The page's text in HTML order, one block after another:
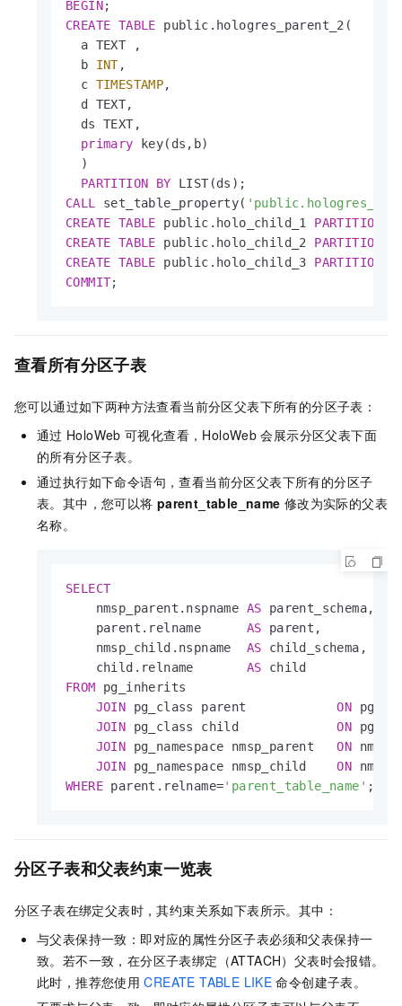
BEGIN
CREATE TABLE public.hologres_parent_2(
  a TEXT ,
  b
INT,
  c
TIMESTAMP,
  d TEXT,
  ds TEXT,
primary key(ds,b)
  )
PARTITION
BY
CALL
set_table_property(
CREATE TABLE public.holo_child_1 PARTITION
CREATE TABLE public.holo_child_2 PARTITION
CREATE TABLE public.holo_child_3 PARTITION
COMMIT;
查看所有分区子表
您可以通过如下两种方法查看当前分区父表下所有的分区子表：
通过 HoloWeb 可视化查看，HoloWeb 会展示分区父表下面
的所有分区子表。
通过执行如下命令语句，查看当前分区父表下所有的分区子
表。其中，您可以将 parent_table_name 修改为实际的父表
名称。
SELECT
    nmsp_parent.nspname
AS parent_schema,
    parent.relname
AS parent,
    nmsp_child.nspname
AS child_schema,
    child.relname
AS
FROM pg_inherits
JOIN pg_class parent ON
JOIN pg_class child ON
JOIN pg_namespace nmsp_parent ON
JOIN pg_namespace nmsp_child ON
WHERE parent.relname='parent_table_name' ;
分区子表和父表约束一览表
分区子表在绑定父表时，其约束关系如下表所示。其中：
与父表保持一致：即对应的属性分区子表必须和父表保持一
致。若不一致，在分区子表绑定（ATTACH）父表时会报错。
此时，推荐您使用 CREATE TABLE LIKE 命令创建子表。